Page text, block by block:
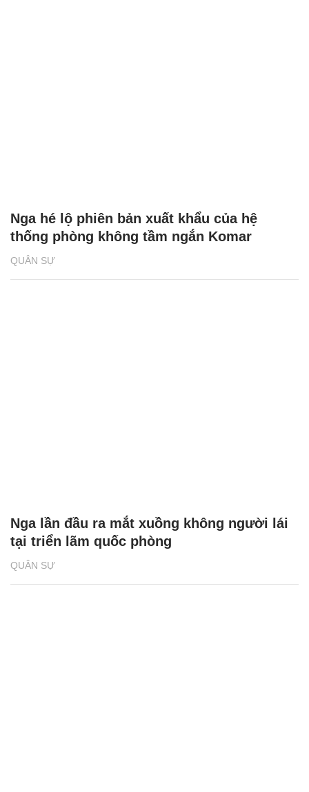
QUÂN SỰ
Nga hé lộ phiên bản xuất khẩu của hệ
thống phòng không tầm ngắn Komar
QUÂN SỰ
Nga lần đầu ra mắt xuồng không người lái
tại triển lãm quốc phòng